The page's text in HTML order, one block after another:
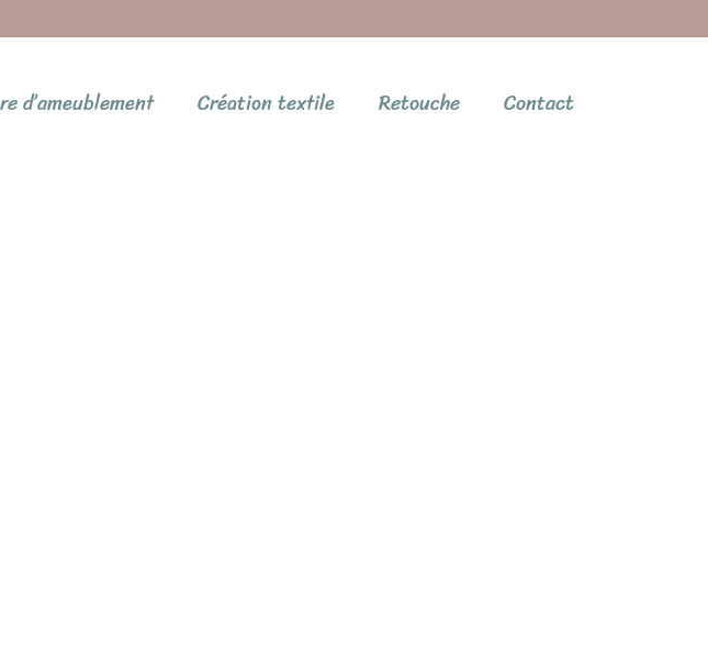
d’ameublement Création textile Retouche Contact